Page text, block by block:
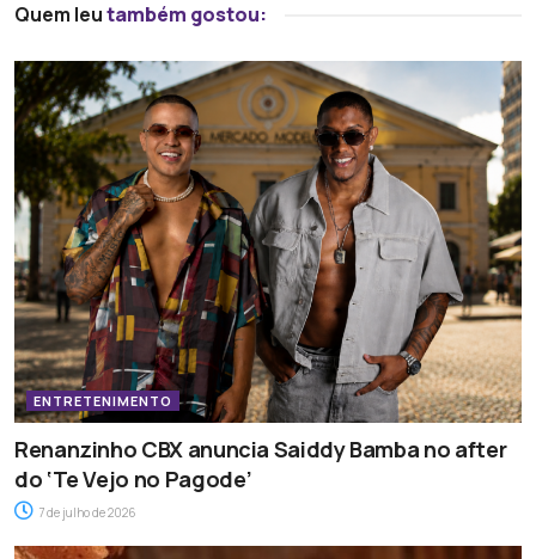
Quem leutambém gostou:
ENTRETENIMENTO
Renanzinho CBX anuncia Saiddy Bamba no after
do ‘Te Vejo no Pagode’
7 de julho de 2026